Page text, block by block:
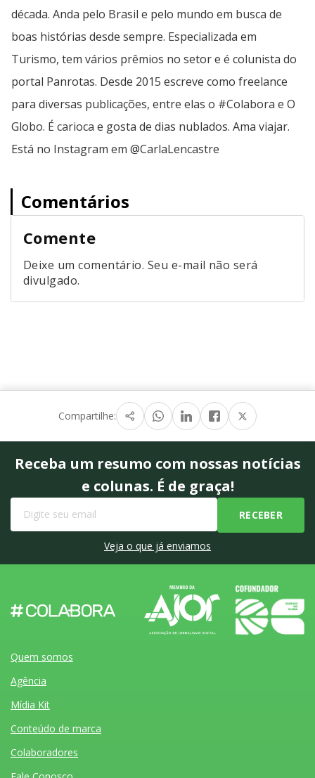
década. Anda pelo Brasil e pelo mundo em busca de
boas histórias desde sempre. Especializada em
Turismo, tem vários prêmios no setor e é colunista do
portal Panrotas. Desde 2015 escreve como freelance
para diversas publicações, entre elas o #Colabora e O
Globo. É carioca e gosta de dias nublados. Ama viajar.
Está no Instagram em @CarlaLencastre
Comentários
Comente
Deixe um comentário. Seu e-mail não será
divulgado.
Compartilhe:
Receba um resumo com nossas notícias
e colunas. É de graça!
Veja o que já enviamos
Quem somos
Agência
Mídia Kit
Conteúdo de marca
Colaboradores